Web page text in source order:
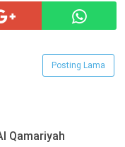
Posting Lama
Qamariyah